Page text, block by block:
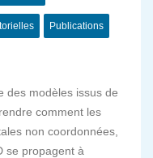
Publications
des modèles issus de
comment les
non coordonnées,
se propagent à